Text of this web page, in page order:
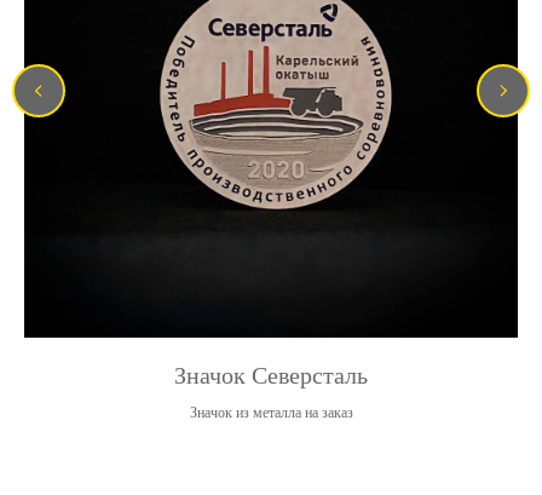
Значок Северсталь
Значок из металла на заказ